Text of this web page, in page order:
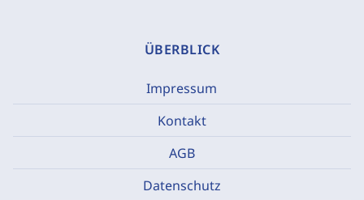
ÜBERBLICK
Impressum
Kontakt
AGB
Datenschutz